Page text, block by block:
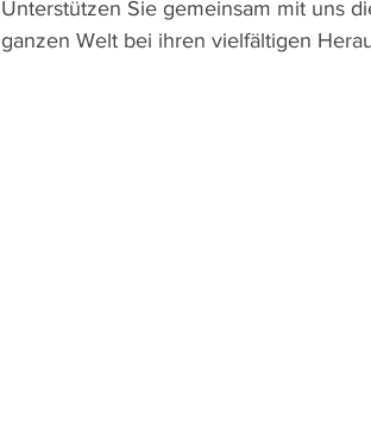
Unterstützen Sie gemeinsam mit uns
ganzen Welt bei ihren vielfältigen